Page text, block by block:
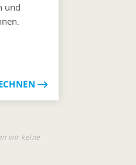
und
wir keine